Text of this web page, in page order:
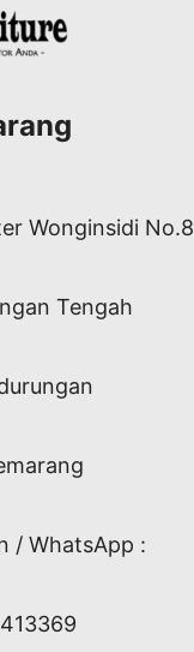
Wonginsidi No.8
Tengah
/ WhatsApp :